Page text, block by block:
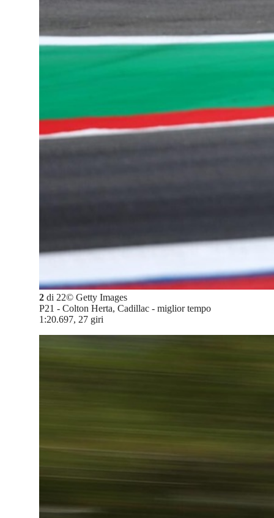
2 di 22© Getty Images
P21 - Colton Herta, Cadillac - miglior tempo
1:20.697, 27 giri